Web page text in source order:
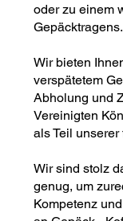
oder zu einem
Gepäcktragens.
Wir bieten
verspätetem
Abholung und
Vereinigten
als Teil
Wir sind stolz
genug, um
Kompetenz